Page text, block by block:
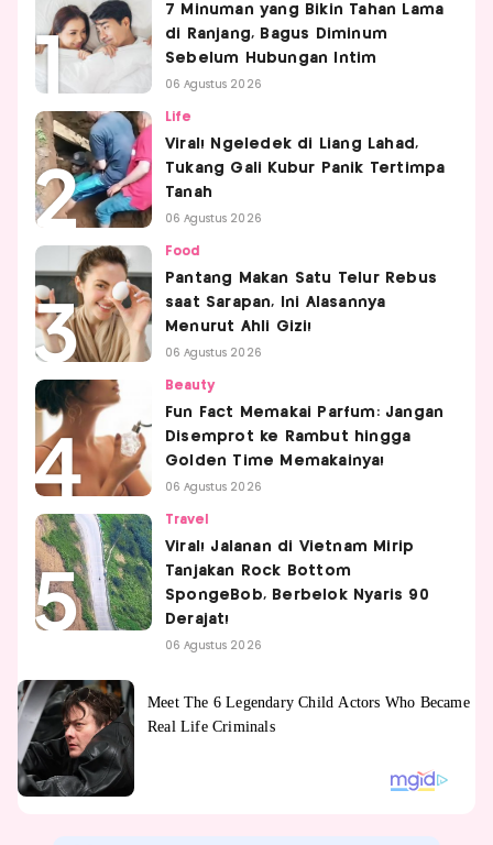
7 Minuman yang Bikin Tahan Lama
di Ranjang, Bagus Diminum
Sebelum Hubungan Intim
06 Agustus 2026
Life
Viral! Ngeledek di Liang Lahad,
Tukang Gali Kubur Panik Tertimpa
Tanah
06 Agustus 2026
Food
Pantang Makan Satu Telur Rebus
saat Sarapan, Ini Alasannya
Menurut Ahli Gizi!
06 Agustus 2026
Beauty
Fun Fact Memakai Parfum: Jangan
Disemprot ke Rambut hingga
Golden Time Memakainya!
06 Agustus 2026
Travel
Viral! Jalanan di Vietnam Mirip
Tanjakan Rock Bottom
SpongeBob, Berbelok Nyaris 90
Derajat!
06 Agustus 2026